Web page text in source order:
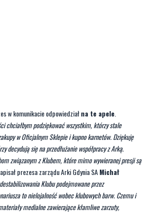
w komunikacie odpowiedziałna te apele.
chciałbym podziękować wszystkim, którzy stale
w Oficjalnym Sklepie i kupno karnetów. Dziękuję
decydują się na przedłużanie współpracy z Arką.
związanym z Klubem, które mimo wywieranej presji są
prezesa zarządu Arki Gdynia SAMichał
Klubu podejmowane przez
to nielojalność wobec klubowych barw. Czemu i
medialne zawierające kłamliwe zarzuty,